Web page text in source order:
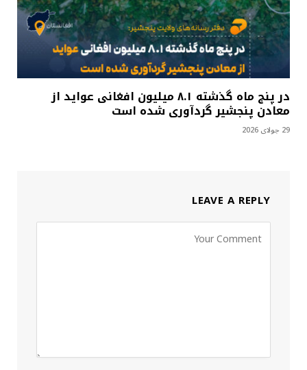
در پنج ماه گذشته ۸.۱ میلیون افغانی عواید از
معادن پنجشیر گردآوری شده است
29 جولای 2026
LEAVE A REPLY